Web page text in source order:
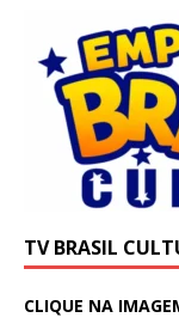
TV BRASIL
CLIQUE NA